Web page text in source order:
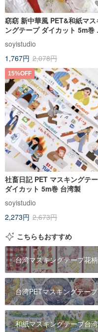
窈窈 新中華風 PET&和紙マス
ングテープ ダイカット 5m巻
湾製
soyistudio
1,767円 2,078円
15%OFF
社畜日記 PET マスキングテ
ダイカット 5m巻 台湾製
soyistudio
2,273円 2,673円
こちらもおすすめ
台湾マスキングテープ花柄
台湾PETマスキングテープ
和紙マスキングテープ台湾